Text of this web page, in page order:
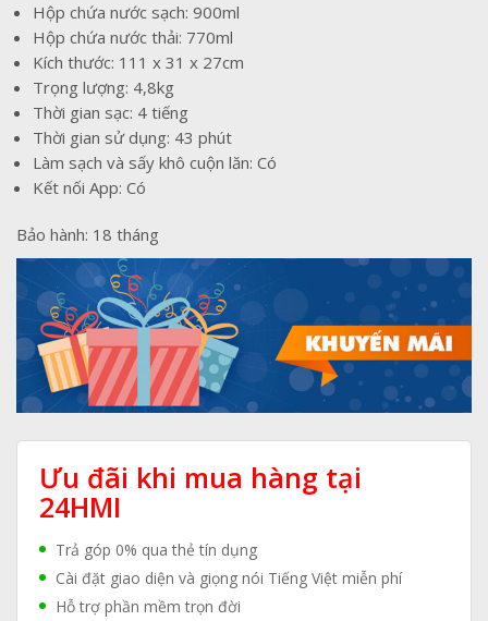
Hộp chứa nước sạch: 900ml
Hộp chứa nước thải: 770ml
Kích thước: 111 x 31 x 27cm
Trọng lượng: 4,8kg
Thời gian sạc: 4 tiếng
Thời gian sử dụng: 43 phút
Làm sạch và sấy khô cuộn lăn: Có
Kết nối App: Có
Bảo hành: 18 tháng
Ưu đãi khi mua hàng tại
24HMI
Trả góp 0% qua thẻ tín dụng
Cài đặt giao diện và giọng nói Tiếng Việt miễn phí
Hỗ trợ phần mềm trọn đời